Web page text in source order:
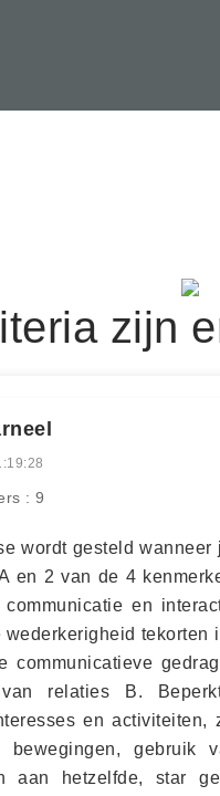
zijn
: 9
wordt gesteld
en 2 van de 4
en
wederkerigheid
communicatieve
relaties B.
en
bewegingen, gebruik
aan hetzelfde, star